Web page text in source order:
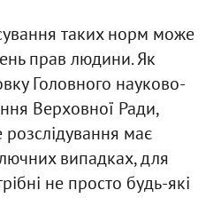
таких норм може
прав людини. Як
Головного науково-
Верховної Ради,
розслідування має
випадках, для
не просто будь-які